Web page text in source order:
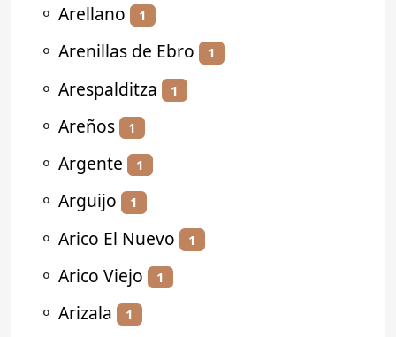
⚬ Arellano 1
⚬ Arenillas de Ebro 1
⚬ Arespalditza 1
⚬ Areños 1
⚬ Argente 1
⚬ Arguijo 1
⚬ Arico El Nuevo 1
⚬ Arico Viejo 1
⚬ Arizala 1